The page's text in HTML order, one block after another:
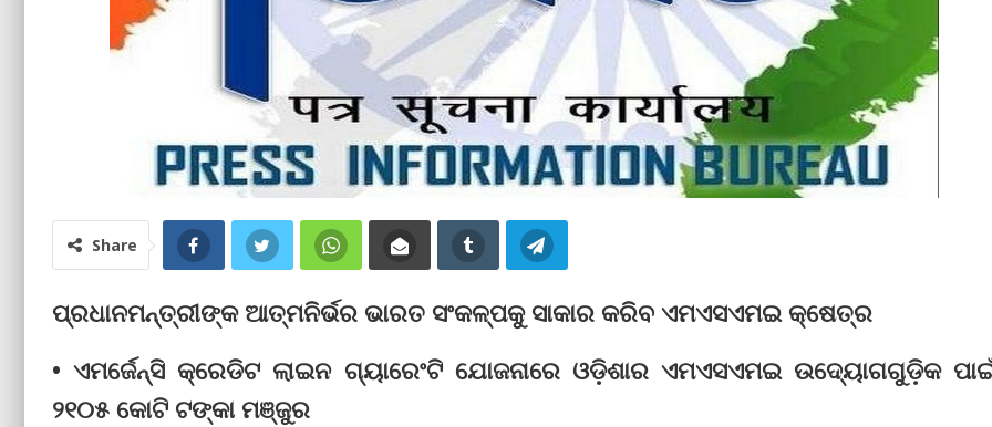
Share
ପ୍ରଧାନମନ୍ତ୍ରୀଙ୍କ ଆତ୍ମନିର୍ଭର ଭାରତ ସଂକଳ୍ପକୁ ସାକାର କରିବ ଏମଏସଏମଇ କ୍ଷେତ୍ର
• ଏମର୍ଜେନ୍ସି କ୍ରେଡିଟ ଲାଇନ ଗ୍ୟାରେଂଟି ଯୋଜନାରେ ଓଡ଼ିଶାର ଏମଏସଏମଇ ଉଦ୍ୟୋଗଗୁଡ଼ିକ
୨୧୦୫ କୋଟି ଟଙ୍କା ମଞ୍ଜୁର